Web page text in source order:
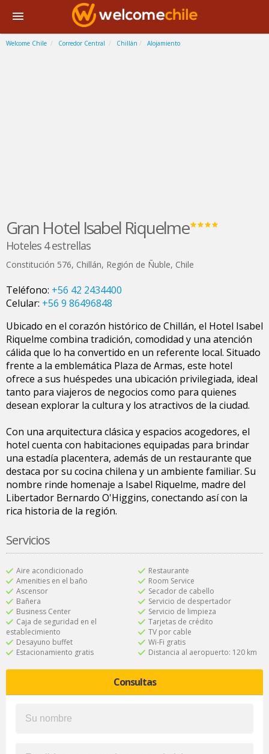
Welcome Chile Corredor Central Chillán Alojamiento
Gran Hotel Isabel Riquelme
Hoteles 4 estrellas
Constitución 576, Chillán, Región de Ñuble, Chile
Teléfono: +56 42 2434400
Celular: +56 9 86496848
Ubicado en el corazón histórico de Chillán, el Hotel Isabel
Riquelme combina tradición, comodidad y una atención
cálida que lo ha convertido en un referente local. Situado
frente a la emblemática Plaza de Armas, este hotel
ofrece a sus huéspedes una ubicación privilegiada, ideal
tanto para viajeros de negocios como para quienes
desean explorar la cultura y los atractivos de la ciudad.
Con una arquitectura clásica y espacios acogedores, el
hotel cuenta con habitaciones equipadas para brindar
una estadía placentera, además de un restaurante que
destaca por su cocina chilena y un ambiente familiar. Su
nombre rinde homenaje a Isabel Riquelme, madre del
Libertador Bernardo O'Higgins, conectando así con la
rica historia de la región.
Servicios
Aire acondicionado
Amenities en el baño
Ascensor
Bañera
Business Center
Caja de seguridad en el
establecimiento
Desayuno buffet
Estacionamiento gratis
Restaurante
Room Service
Secador de cabello
Servicio de despertador
Servicio de limpieza
Tarjetas de crédito
TV por cable
Wi-Fi gratis
Distancia al aeropuerto: 120 km
Consultas